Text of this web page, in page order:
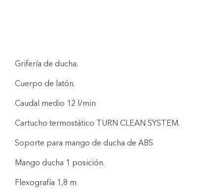
Grifería de ducha.
Cuerpo de latón.
Caudal medio 12 l/min
Cartucho termostático TURN CLEAN SYSTEM.
Soporte para mango de ducha de ABS
Mango ducha 1 posición.
Flexografía 1,8 m